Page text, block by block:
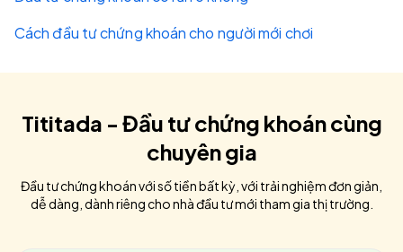
Cách đầu tư chứng khoán cho người mới chơi
Tititada - Đầu tư chứng khoán cùng
chuyên gia
Đầu tư chứng khoán với số tiền bất kỳ, với trải nghiệm đơn giản,
dễ dàng, dành riêng cho nhà đầu tư mới tham gia thị trường.